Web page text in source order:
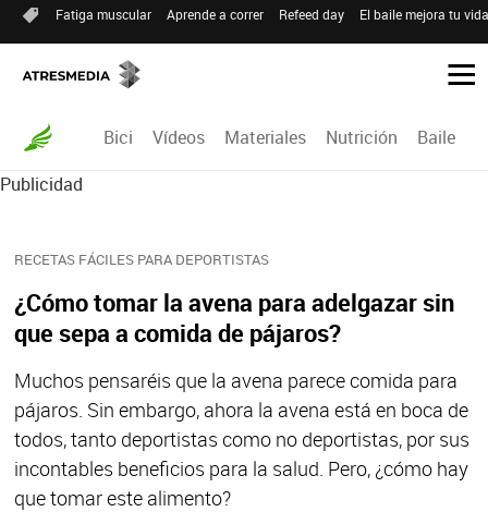
Fatiga muscular Aprende a correr Refeed day El baile mejora tu
Bici Vídeos Materiales Nutrición Baile
Publicidad
RECETAS FÁCILES PARA DEPORTISTAS
¿Cómo tomar la avena para adelgazar sin
que sepa a comida de pájaros?
Muchos pensaréis que la avena parece comida para
pájaros. Sin embargo, ahora la avena está en boca de
todos, tanto deportistas como no deportistas, por sus
incontables beneficios para la salud. Pero, ¿cómo hay
que tomar este alimento?